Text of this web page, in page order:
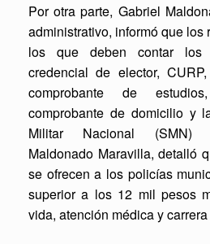
Por otra parte, Gabriel
administrativo, informó que los
los que deben contar los
credencial de elector,
comprobante de
comprobante de domicilio y
Militar Nacional (SMN)
Maldonado Maravilla, detalló
se ofrecen a los policías
superior a los 12 mil pesos
vida, atención médica y